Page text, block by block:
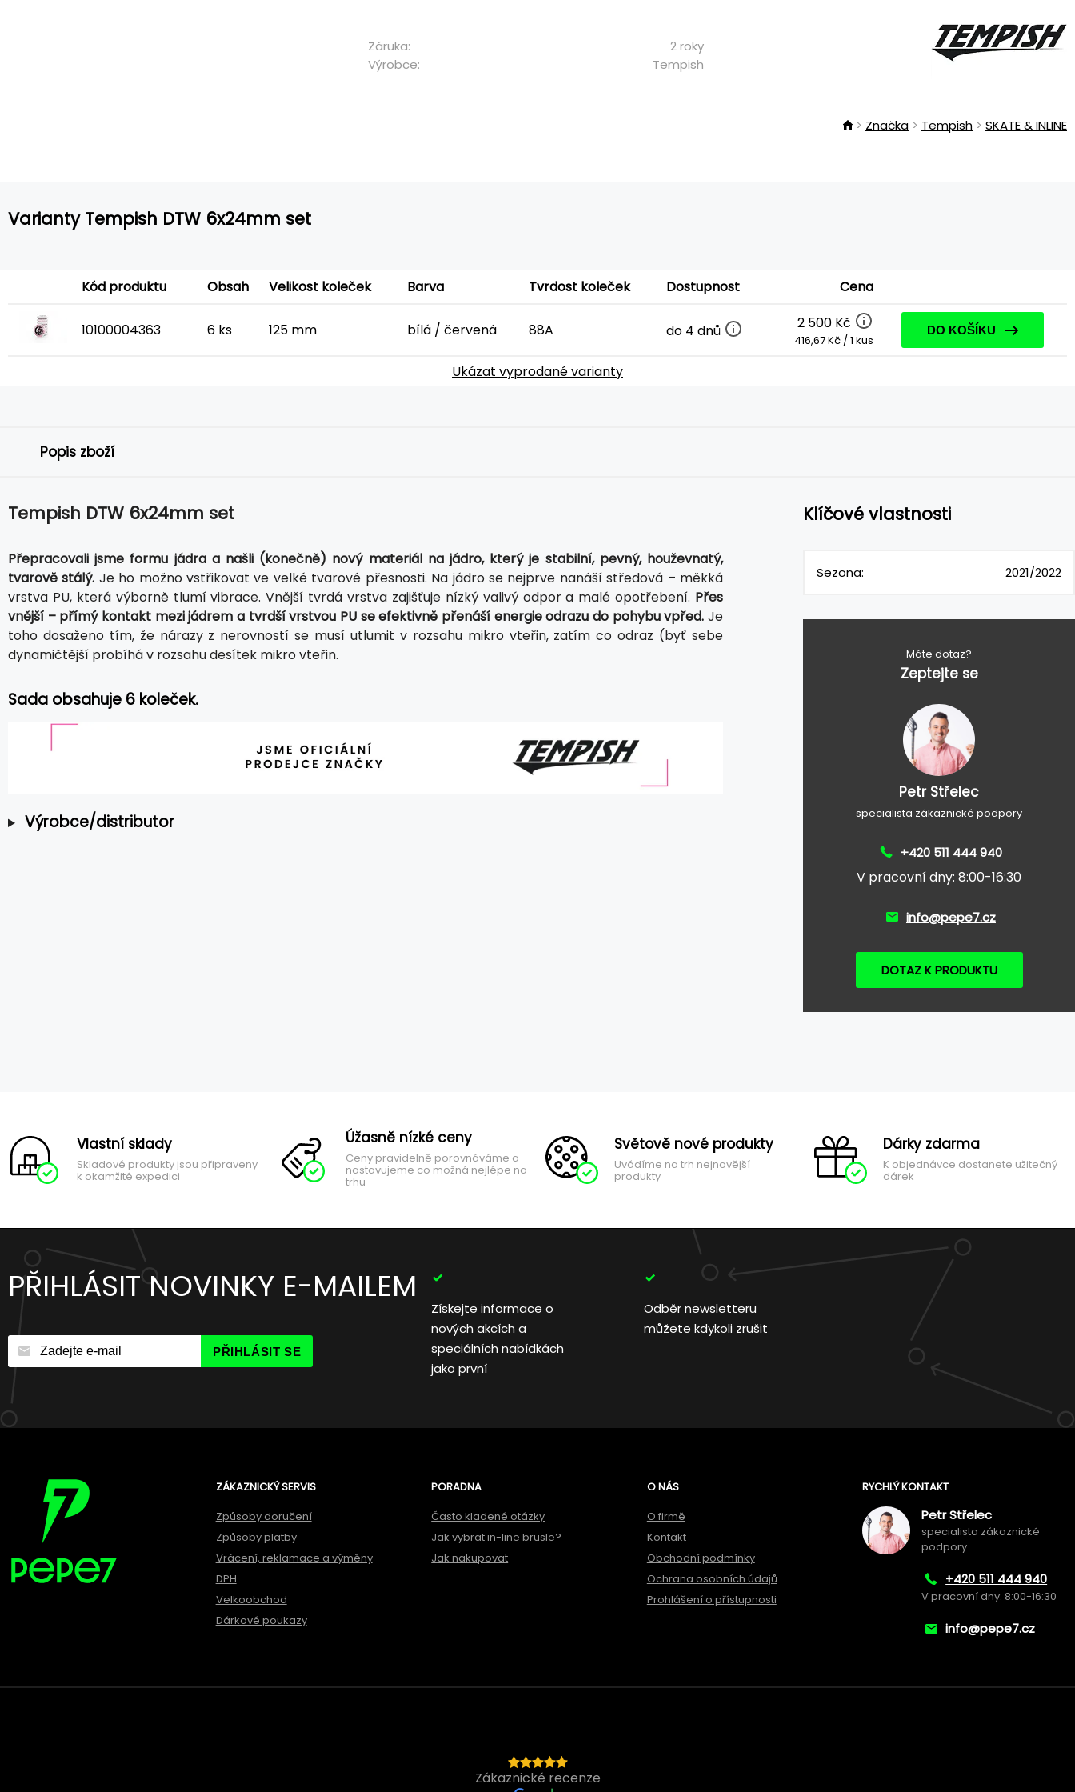
Záruka:
2 roky
Výrobce:
Tempish
Značka Tempish SKATE & INLINE
Varianty Tempish DTW 6x24mm set
Kód produktu Obsah Velikost koleček Barva Tvrdost koleček Dostupnost Cena
10100004363 6 ks 125 mm bílá / červená 88A do 4 dnů 2 500 Kč
416,67 Kč / 1 kus
DO KOŠÍKU
Ukázat vyprodané varianty
Popis zboží
Tempish DTW 6x24mm set
Přepracovali jsme formu jádra a našli (konečně) nový materiál na jádro, který je stabilní, pevný, houževnatý,
tvarově stálý. Je ho možno vstřikovat ve velké tvarové přesnosti. Na jádro se nejprve nanáší středová – měkká
vrstva PU, která výborně tlumí vibrace. Vnější tvrdá vrstva zajišťuje nízký valivý odpor a malé opotřebení. Přes
vnější – přímý kontakt mezi jádrem a tvrdší vrstvou PU se efektivně přenáší energie odrazu do pohybu vpřed. Je
toho dosaženo tím, že nárazy z nerovností se musí utlumit v rozsahu mikro vteřin, zatím co odraz (byť sebe
dynamičtější probíhá v rozsahu desítek mikro vteřin.
Sada obsahuje 6 koleček.
Výrobce/distributor
Klíčové vlastnosti
Sezona: 2021/2022
Máte dotaz?
Zeptejte se
Petr Střelec
specialista zákaznické podpory
+420 511 444 940
V pracovní dny: 8:00-16:30
info@pepe7.cz
DOTAZ K PRODUKTU
Vlastní sklady
Skladové produkty jsou připraveny
k okamžité expedici
Úžasně nízké ceny
Ceny pravidelně porovnáváme a
nastavujeme co možná nejlépe na
trhu
Světově nové produkty
Uvádíme na trh nejnovější
produkty
Dárky zdarma
K objednávce dostanete užitečný
dárek
PŘIHLÁSIT NOVINKY E-MAILEM
PŘIHLÁSIT SE
Získejte informace o
nových akcích a
speciálních nabídkách
jako první
Odběr newsletteru
můžete kdykoli zrušit
ZÁKAZNICKÝ SERVIS
Způsoby doručení
Způsoby platby
Vrácení, reklamace a výměny
DPH
Velkoobchod
Dárkové poukazy
PORADNA
Často kladené otázky
Jak vybrat in-line brusle?
Jak nakupovat
O NÁS
O firmě
Kontakt
Obchodní podmínky
Ochrana osobních údajů
Prohlášení o přístupnosti
RYCHLÝ KONTAKT
Petr Střelec
specialista zákaznické
podpory
+420 511 444 940
V pracovní dny: 8:00-16:30
info@pepe7.cz
Zákaznické recenze